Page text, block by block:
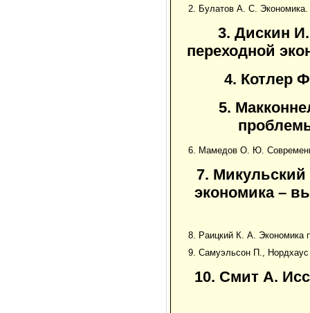
2. Булатов А. С.
3. Дискин
переходной
4. Котлер
5.
6. Мамедов О. Ю.
7.
экономика –
8. Раицкий К. А. Экономика
9. Самуэльсон П.,
10. Смит А.